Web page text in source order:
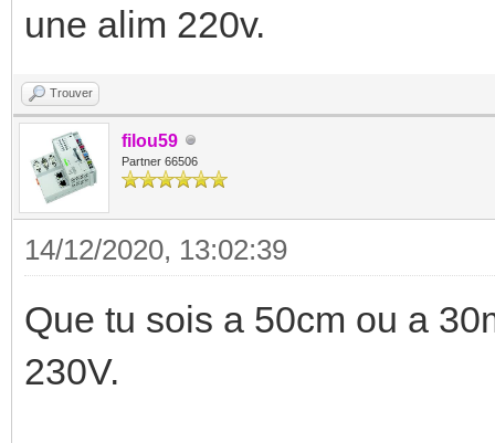
une alim 220v.
Trouver
filou59
Partner 66506
14/12/2020, 13:02:39
Que tu sois a 50cm ou a
230V.